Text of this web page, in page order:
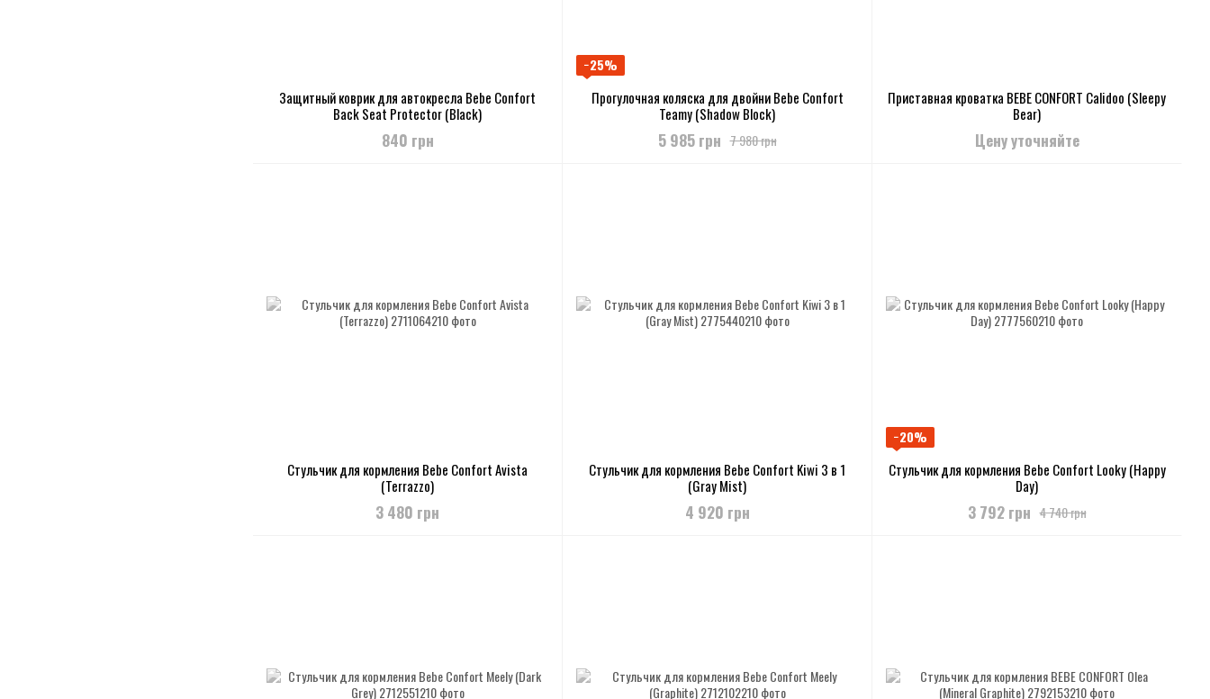
Защитный коврик для автокресла Bebe Confort
Back Seat Protector (Black)
840 грн
−25%
Прогулочная коляска для двойни Bebe Confort
Teamy (Shadow Block)
7 980 грн
5 985 грн
Приставная кроватка BEBE CONFORT Calidoo (Sleepy
Bear)
Цену уточняйте
Стульчик для кормления Bebe Confort Avista
(Terrazzo)
3 480 грн
Стульчик для кормления Bebe Confort Kiwi 3 в 1
(Gray Mist)
4 920 грн
−20%
Стульчик для кормления Bebe Confort Looky (Happy
Day)
4 740 грн
3 792 грн